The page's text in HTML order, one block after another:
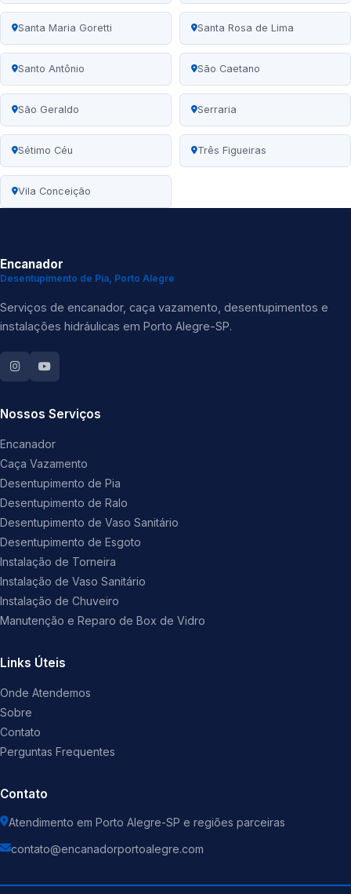
Santa Maria Goretti Santa Rosa de Lima
Santo Antônio São Caetano
São Geraldo Serraria
Sétimo Céu Três Figueiras
Vila Conceição
Encanador
Desentupimento de Pia, Porto Alegre
Serviços de encanador, caça vazamento, desentupimentos e
instalações hidráulicas em Porto Alegre-SP.
Nossos Serviços
Encanador
Caça Vazamento
Desentupimento de Pia
Desentupimento de Ralo
Desentupimento de Vaso Sanitário
Desentupimento de Esgoto
Instalação de Torneira
Instalação de Vaso Sanitário
Instalação de Chuveiro
Manutenção e Reparo de Box de Vidro
Links Úteis
Onde Atendemos
Sobre
Contato
Perguntas Frequentes
Contato
Atendimento em Porto Alegre-SP e regiões parceiras
contato@encanadorportoalegre.com